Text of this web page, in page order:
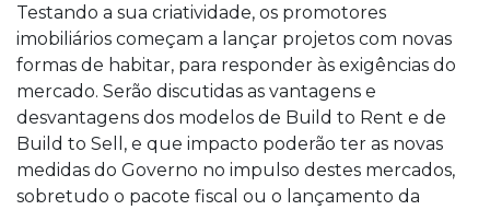
Testando a sua criatividade, os promotores
imobiliários começam a lançar projetos com novas
formas de habitar, para responder às exigências do
mercado. Serão discutidas as vantagens e
desvantagens dos modelos de Build to Rent e de
Build to Sell, e que impacto poderão ter as novas
medidas do Governo no impulso destes mercados,
sobretudo o pacote fiscal ou o lançamento da